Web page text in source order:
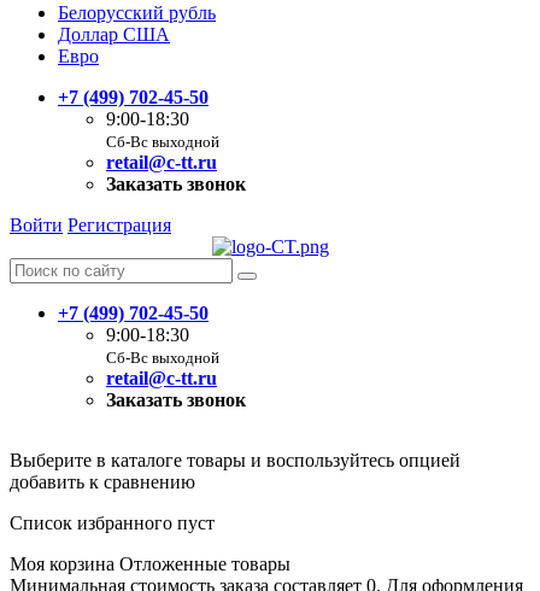
Белорусский рубль
Доллар США
Евро
+7 (499) 702-45-50
9:00-18:30
Сб-Вс выходной
retail@c-tt.ru
Заказать звонок
Войти Регистрация
+7 (499) 702-45-50
9:00-18:30
Сб-Вс выходной
retail@c-tt.ru
Заказать звонок
Выберите в каталоге товары и воспользуйтесь опцией
добавить к сравнению
Список избранного пуст
Моя корзина Отложенные товары
Минимальная стоимость заказа составляет 0. Для оформления